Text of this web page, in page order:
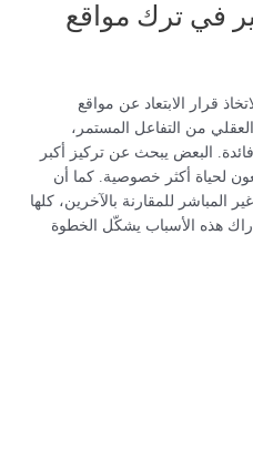
في ترك مواقع
قرار الابتعاد عن مواقع
من التفاعل المستمر،
البعض يبحث عن تركيز أكبر
لحياة أكثر خصوصية. كما أن
المباشر للمقارنة بالآخرين، كلها
هذه الأسباب يشكّل الخطوة